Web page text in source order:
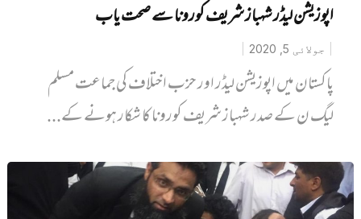
اپوزیشن لیڈر شہباز شریف کورونا سے صحت یاب
جولائی 5, 2020
پاکستان میں اپوزیشن لیڈر اور حزب اختلاف کی جماعت مسلم
لیگ ن کے صدر شہباز شریف کورونا کا شکار ہونے کے...